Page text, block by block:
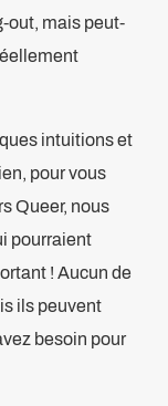
out, mais peut-
intuitions et
pour vous
Queer, nous
pourraient
! Aucun de
ils peuvent
besoin pour